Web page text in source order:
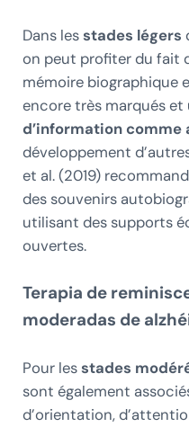
Dans lesstades légers
on peut profiter du fait
mémoire biographique
encore très marqués et
d’information comme
développement
et al. (2019)
des souvenirs
utilisant des supports
ouvertes.
Terapia de
moderadas de
Pour lesstades
sont également
d’orientation,